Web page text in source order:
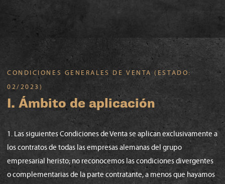
CONDICIONES GENERALES DE VENTA (ESTADO:
02/2023)
I. Ámbito de aplicación
1. Las siguientes Condiciones de Venta se aplican exclusivamente a
los contratos de todas las empresas alemanas del grupo
empresarial heristo; no reconocemos las condiciones divergentes
o complementarias de la parte contratante, a menos que hayamos